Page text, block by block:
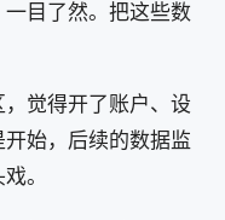
目了然。把这些数
觉得开了账户、设
始，后续的数据监
。